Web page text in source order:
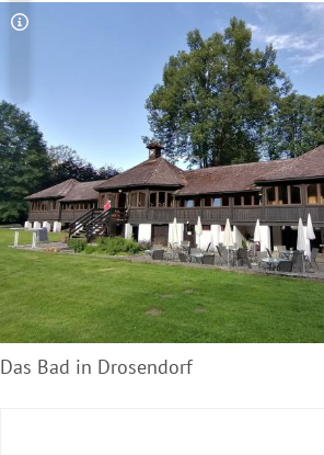
Copyright-Hinweis öffnen/schließen
Das Bad in Drosendorf